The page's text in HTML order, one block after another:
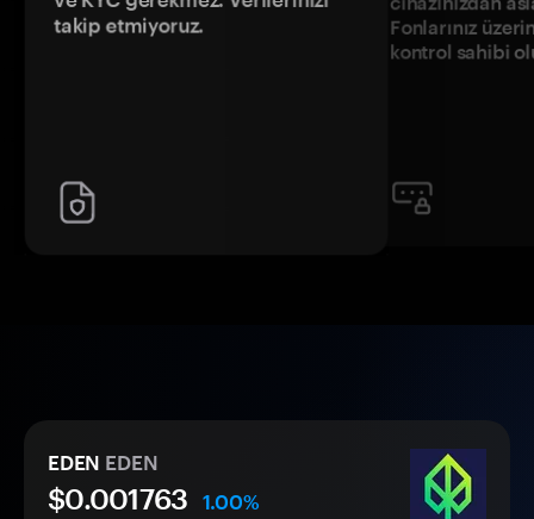
takip etmiyoruz.
Fonlarınız
kontrol sahibi
EDEN EDEN
$0.001763
1.00%